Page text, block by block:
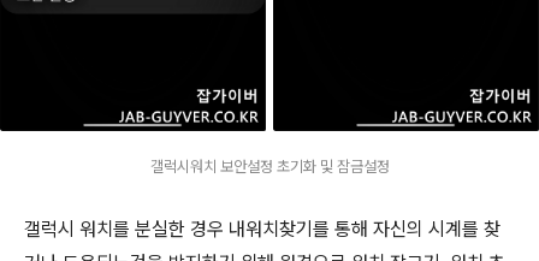
갤럭시워치 보안설정 초기화 및 잠금설정
갤럭시 워치를 분실한 경우 내워치찾기를 통해 자신의 시계를 찾